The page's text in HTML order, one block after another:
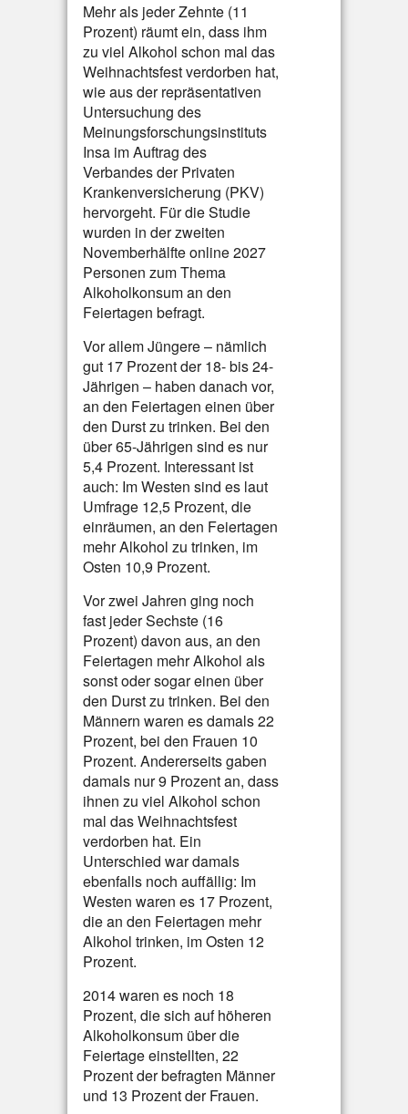
Mehr als jeder Zehnte (11
Prozent) räumt ein, dass ihm
zu viel Alkohol schon mal das
Weihnachtsfest verdorben hat,
wie aus der repräsentativen
Untersuchung des
Meinungsforschungsinstituts
Insa im Auftrag des
Verbandes der Privaten
Krankenversicherung (PKV)
hervorgeht. Für die Studie
wurden in der zweiten
Novemberhälfte online 2027
Personen zum Thema
Alkoholkonsum an den
Feiertagen befragt.
Vor allem Jüngere – nämlich
gut 17 Prozent der 18- bis 24-
Jährigen – haben danach vor,
an den Feiertagen einen über
den Durst zu trinken. Bei den
über 65-Jährigen sind es nur
5,4 Prozent. Interessant ist
auch: Im Westen sind es laut
Umfrage 12,5 Prozent, die
einräumen, an den Feiertagen
mehr Alkohol zu trinken, im
Osten 10,9 Prozent.
Vor zwei Jahren ging noch
fast jeder Sechste (16
Prozent) davon aus, an den
Feiertagen mehr Alkohol als
sonst oder sogar einen über
den Durst zu trinken. Bei den
Männern waren es damals 22
Prozent, bei den Frauen 10
Prozent. Andererseits gaben
damals nur 9 Prozent an, dass
ihnen zu viel Alkohol schon
mal das Weihnachtsfest
verdorben hat. Ein
Unterschied war damals
ebenfalls noch auffällig: Im
Westen waren es 17 Prozent,
die an den Feiertagen mehr
Alkohol trinken, im Osten 12
Prozent.
2014 waren es noch 18
Prozent, die sich auf höheren
Alkoholkonsum über die
Feiertage einstellten, 22
Prozent der befragten Männer
und 13 Prozent der Frauen.